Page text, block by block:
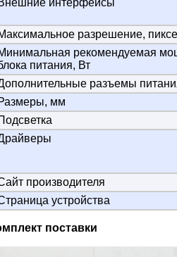
разрешение,
рекомендуемая
питания, Вт
разъемы
мм
производителя
устройства
поставки